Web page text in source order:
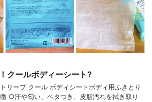
クールボディーシート?
リープ クール ボディシートボディ用ふきとり
○汗や匂い、ベタつき、皮脂汚れを拭き取り